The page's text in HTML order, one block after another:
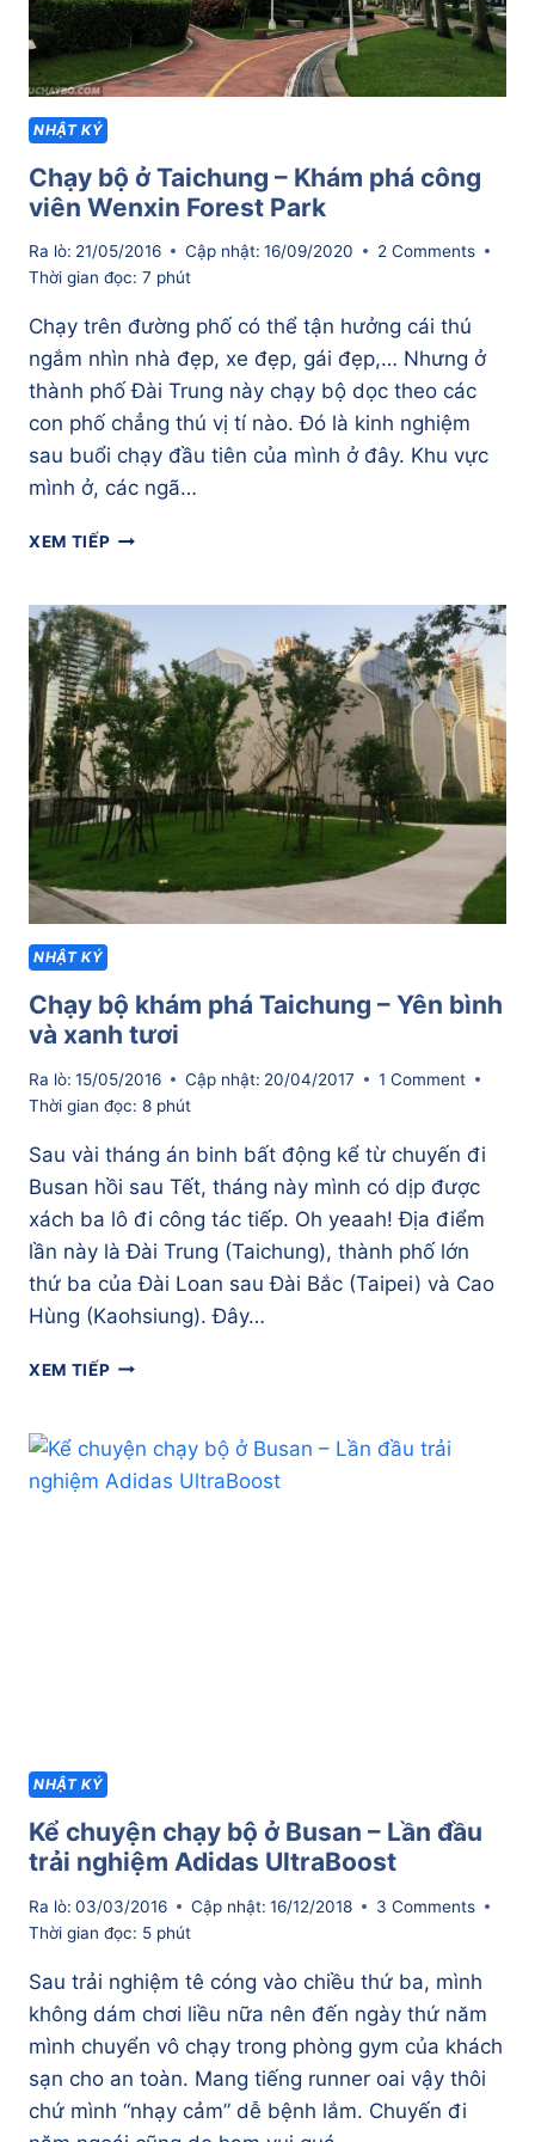
NHẬT KÝ
Chạy bộ ở Taichung – Khám phá công
viên Wenxin Forest Park
Ra lò: 21/05/2016 Cập nhật: 16/09/2020
2 Comments
Thời gian đọc: 7 phút
Chạy trên đường phố có thể tận hưởng cái thú
ngắm nhìn nhà đẹp, xe đẹp, gái đẹp,… Nhưng ở
thành phố Đài Trung này chạy bộ dọc theo các
con phố chẳng thú vị tí nào. Đó là kinh nghiệm
sau buổi chạy đầu tiên của mình ở đây. Khu vực
mình ở, các ngã…
XEM TIẾPCHẠY
TAICHUNG
–
KHÁM
PHÁ
CÔNG
VIÊN
WENXIN
FOREST
PARK
NHẬT KÝ
Chạy bộ khám phá Taichung – Yên bình
và xanh tươi
Ra lò: 15/05/2016 Cập nhật: 20/04/2017
1 Comment
Thời gian đọc: 8 phút
Sau vài tháng án binh bất động kể từ chuyến đi
Busan hồi sau Tết, tháng này mình có dịp được
xách ba lô đi công tác tiếp. Oh yeaah! Địa điểm
lần này là Đài Trung (Taichung), thành phố lớn
thứ ba của Đài Loan sau Đài Bắc (Taipei) và Cao
Hùng (Kaohsiung). Đây…
XEM TIẾPCHẠY
PHÁ
TAICHUNG
NHẬT KÝ
Kể chuyện chạy bộ ở Busan – Lần đầu
trải nghiệm Adidas UltraBoost
Ra lò: 03/03/2016 Cập nhật: 16/12/2018
3 Comments
Thời gian đọc: 5 phút
Sau trải nghiệm tê cóng vào chiều thứ ba, mình
không dám chơi liều nữa nên đến ngày thứ năm
mình chuyển vô chạy trong phòng gym của khách
sạn cho an toàn. Mang tiếng runner oai vậy thôi
chứ mình “nhạy cảm” dễ bệnh lắm. Chuyến đi